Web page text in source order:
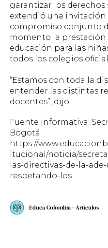
garantizar los derechos
extendió una invitación
compromiso conjunto
momento la prestación
educación para las
todos los colegios
“Estamos con toda la
entender las distintas
docentes”, dijo.
Fuente Informativa:
Bogotá
https://
itucional/noticia/
las-directivas-de-la-
respetando-los
Educa Colombia - Artículos